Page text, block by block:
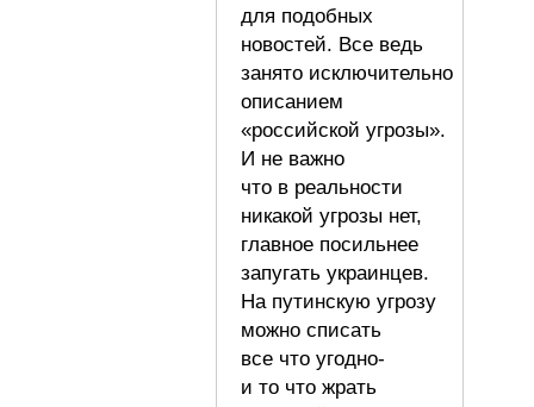
для подобных
новостей. Все ведь
занято исключительно
описанием
«российской угрозы».
И не важно
что в реальности
никакой угрозы нет,
главное посильнее
запугать украинцев.
На путинскую угрозу
можно списать
все что угодно-
и то что жрать